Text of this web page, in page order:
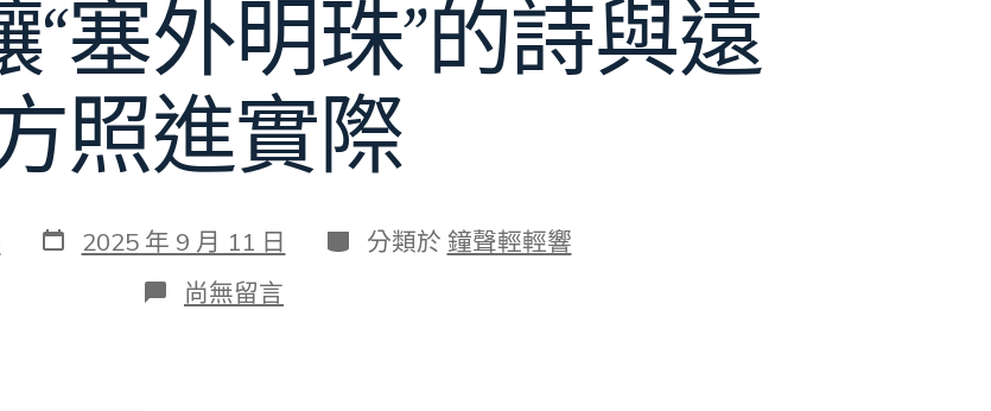
“塞外明珠”的詩與遠
照進實際
發
表
2025 年 9 月 11 日 分
類
分類於 鐘聲輕輕響
在
〈興
尚無留言